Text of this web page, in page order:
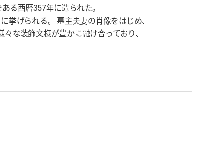
る西暦357年に造られた。
げられる。 墓主夫妻の肖像をはじめ、
な装飾文様が豊かに融け合っており、